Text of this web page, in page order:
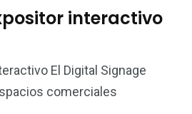
interactivo
El Digital Signage
comerciales